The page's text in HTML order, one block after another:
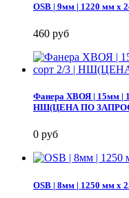
OSB | 9мм | 1220 мм х
460 руб
Фанера ХВОЯ | 15мм |
НШ(ЦЕНА ПО
0 руб
OSB | 8мм | 1250 мм х